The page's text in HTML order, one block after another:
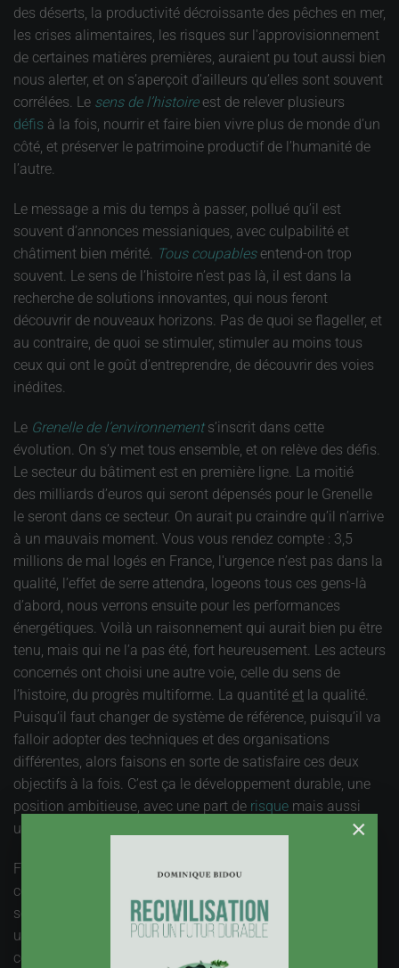
des déserts, la productivité décroissante des pêches en mer,
les crises alimentaires, les risques sur l'approvisionnement
de certaines matières premières, auraient pu tout aussi bien
nous alerter, et on s’aperçoit d’ailleurs qu’elles sont souvent
corrélées. Le sens de l’histoireest de relever plusieurs
défis à la fois, nourrir et faire bien vivre plus de monde d’un
côté, et préserver le patrimoine productif de l’humanité de
l’autre.
Le message a mis du temps à passer, pollué qu’il est
souvent d’annonces messianiques, avec culpabilité et
châtiment bien mérité. Tous coupablesentend-on trop
souvent. Le sens de l’histoire n’est pas là, il est dans la
recherche de solutions innovantes, qui nous feront
découvrir de nouveaux horizons. Pas de quoi se flageller, et
au contraire, de quoi se stimuler, stimuler au moins tous
ceux qui ont le goût d’entreprendre, de découvrir des voies
inédites.
Le Grenelle de l’environnements’inscrit dans cette
évolution. On s’y met tous ensemble, et on relève des défis.
Le secteur du bâtiment est en première ligne. La moitié
des milliards d’euros qui seront dépensés pour le Grenelle
le seront dans ce secteur. On aurait pu craindre qu’il n’arrive
à un mauvais moment. Vous vous rendez compte : 3,5
millions de mal logés en France, l'urgence n’est pas dans la
qualité, l’effet de serre attendra, logeons tous ces gens-là
d’abord, nous verrons ensuite pour les performances
énergétiques. Voilà un raisonnement qui aurait bien pu être
tenu, mais qui ne l’a pas été, fort heureusement. Les acteurs
concernés ont choisi une autre voie, celle du sens de
l’histoire, du progrès multiforme. La quantité et la qualité.
Puisqu’il faut changer de système de référence, puisqu’il va
falloir adopter des techniques et des organisations
différentes, alors faisons en sorte de satisfaire ces deux
objectifs à la fois. C’est ça le développement durable, une
position ambitieuse, avec une part de risque mais aussi
une volonté collective d’un ensemble de professions.
Face à ce constat pour le bâtiment, on ne peut qu’être
consterné par le spectacle donné par l'
secteur qui connait manifestement une crise profonde, et
un avenir incertain avec l’évolution de la politique
commune, et des échanges internationaux de plus en plus
×